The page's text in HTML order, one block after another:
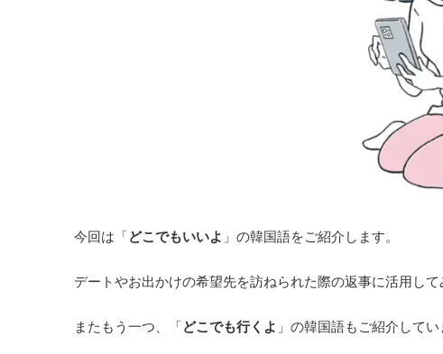
今回は「どこでもいいよ 」の韓国語をご紹介します。
デートやお出かけの希望先を訪ねられた際の返事に活用して
またもう一つ、「どこでも行くよ 」の韓国語もご紹介して